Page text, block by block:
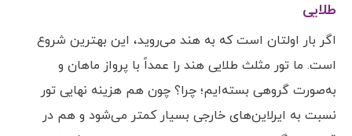
طلایی
اگر بار اولتان است که به هند می‌روید، این بهترین شروع
است. ما تور مثلث طلایی هند را عمداً با پرواز ماهان و
به‌صورت گروهی بسته‌ایم؛ چرا؟ چون هم هزینه نهایی تور
نسبت به ایرلاین‌های خارجی بسیار کمتر می‌شود و هم در